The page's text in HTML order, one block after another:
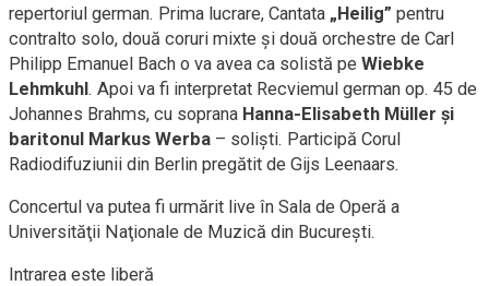
repertoriul german. Prima lucrare, Cantata „Heilig” pentru
contralto solo, două coruri mixte şi două orchestre de Carl
Philipp Emanuel Bach o va avea ca solistă pe Wiebke
Lehmkuhl. Apoi va fi interpretat Recviemul german op. 45 de
Johannes Brahms, cu soprana Hanna-Elisabeth Müller şi
baritonul Markus Werba – solişti. Participă Corul
Radiodifuziunii din Berlin pregătit de Gijs Leenaars.
Concertul va putea fi urmărit live în Sala de Operă a
Universităţii Naţionale de Muzică din Bucureşti.
Intrarea este liberă